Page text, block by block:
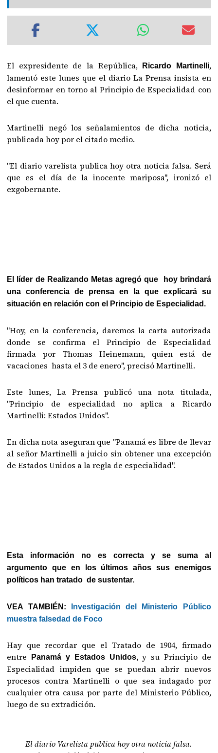
El expresidente de la República, Ricardo Martinelli,
lamentó este lunes que el diario La Prensa insista en
desinformar en torno al Principio de Especialidad con
el que cuenta.
Martinelli negó los señalamientos de dicha noticia,
publicada hoy por el citado medio.
"El diario varelista publica hoy otra noticia falsa. Será
que es el día de la inocente mariposa", ironizó el
exgobernante.
El líder de Realizando Metas agregó que hoy brindará
una conferencia de prensa en la que explicará su
situación en relación con el Principio de Especialidad.
"Hoy, en la conferencia, daremos la carta autorizada
donde se confirma el Principio de Especialidad
firmada por Thomas Heinemann, quien está de
vacaciones hasta el 3 de enero", precisó Martinelli.
Este lunes, La Prensa publicó una nota titulada,
"Principio de especialidad no aplica a Ricardo
Martinelli: Estados Unidos".
En dicha nota aseguran que "Panamá es libre de llevar
al señor Martinelli a juicio sin obtener una excepción
de Estados Unidos a la regla de especialidad".
Esta información no es correcta y se suma al
argumento que en los últimos años sus enemigos
políticos han tratado de sustentar.
VEA TAMBIÉN:
Investigación del Ministerio Público
muestra falsedad de Foco
Hay que recordar que el Tratado de 1904, firmado
entre
Panamá y Estados Unidos,y su Principio de
Especialidad impiden que se puedan abrir nuevos
procesos contra Martinelli o que sea indagado por
cualquier otra causa por parte del Ministerio Público,
luego de su extradición.
El diario Varelista publica hoy otra noticia falsa.